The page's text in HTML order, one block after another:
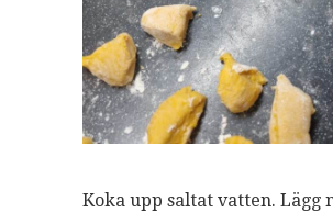
Koka upp saltat vatten. Lägg